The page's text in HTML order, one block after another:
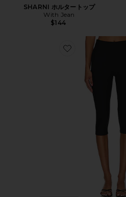
SHARNI ホルタートップ
With Jean
$144
Favorite CHAYA カプ